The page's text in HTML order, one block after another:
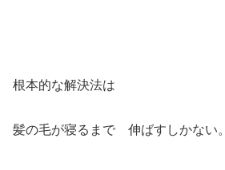
根本的な解決法は
髪の毛が寝るまで 伸ばすしかない。